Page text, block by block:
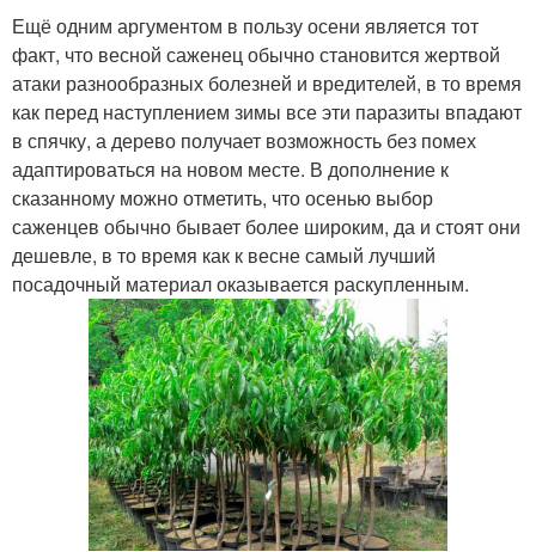
Ещё одним аргументом в пользу осени является тот
факт, что весной саженец обычно становится жертвой
атаки разнообразных болезней и вредителей, в то время
как перед наступлением зимы все эти паразиты впадают
в спячку, а дерево получает возможность без помех
адаптироваться на новом месте. В дополнение к
сказанному можно отметить, что осенью выбор
саженцев обычно бывает более широким, да и стоят они
дешевле, в то время как к весне самый лучший
посадочный материал оказывается раскупленным.